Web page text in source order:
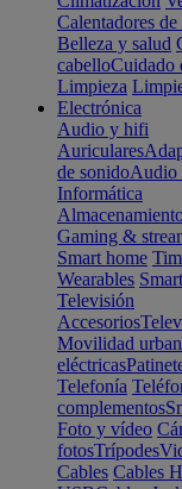
Calentadores de
Belleza y salud
cabelloCuidado
Limpieza
Electrónica
Audio y hifi
Auriculares
de sonidoAudio
Informática
Gaming &
Smart home
Wearables
Televisión
Accesorios
Movilidad
eléctricas
Telefonía
complementos
Foto y vídeo
fotosTrípodes
Cables Cables